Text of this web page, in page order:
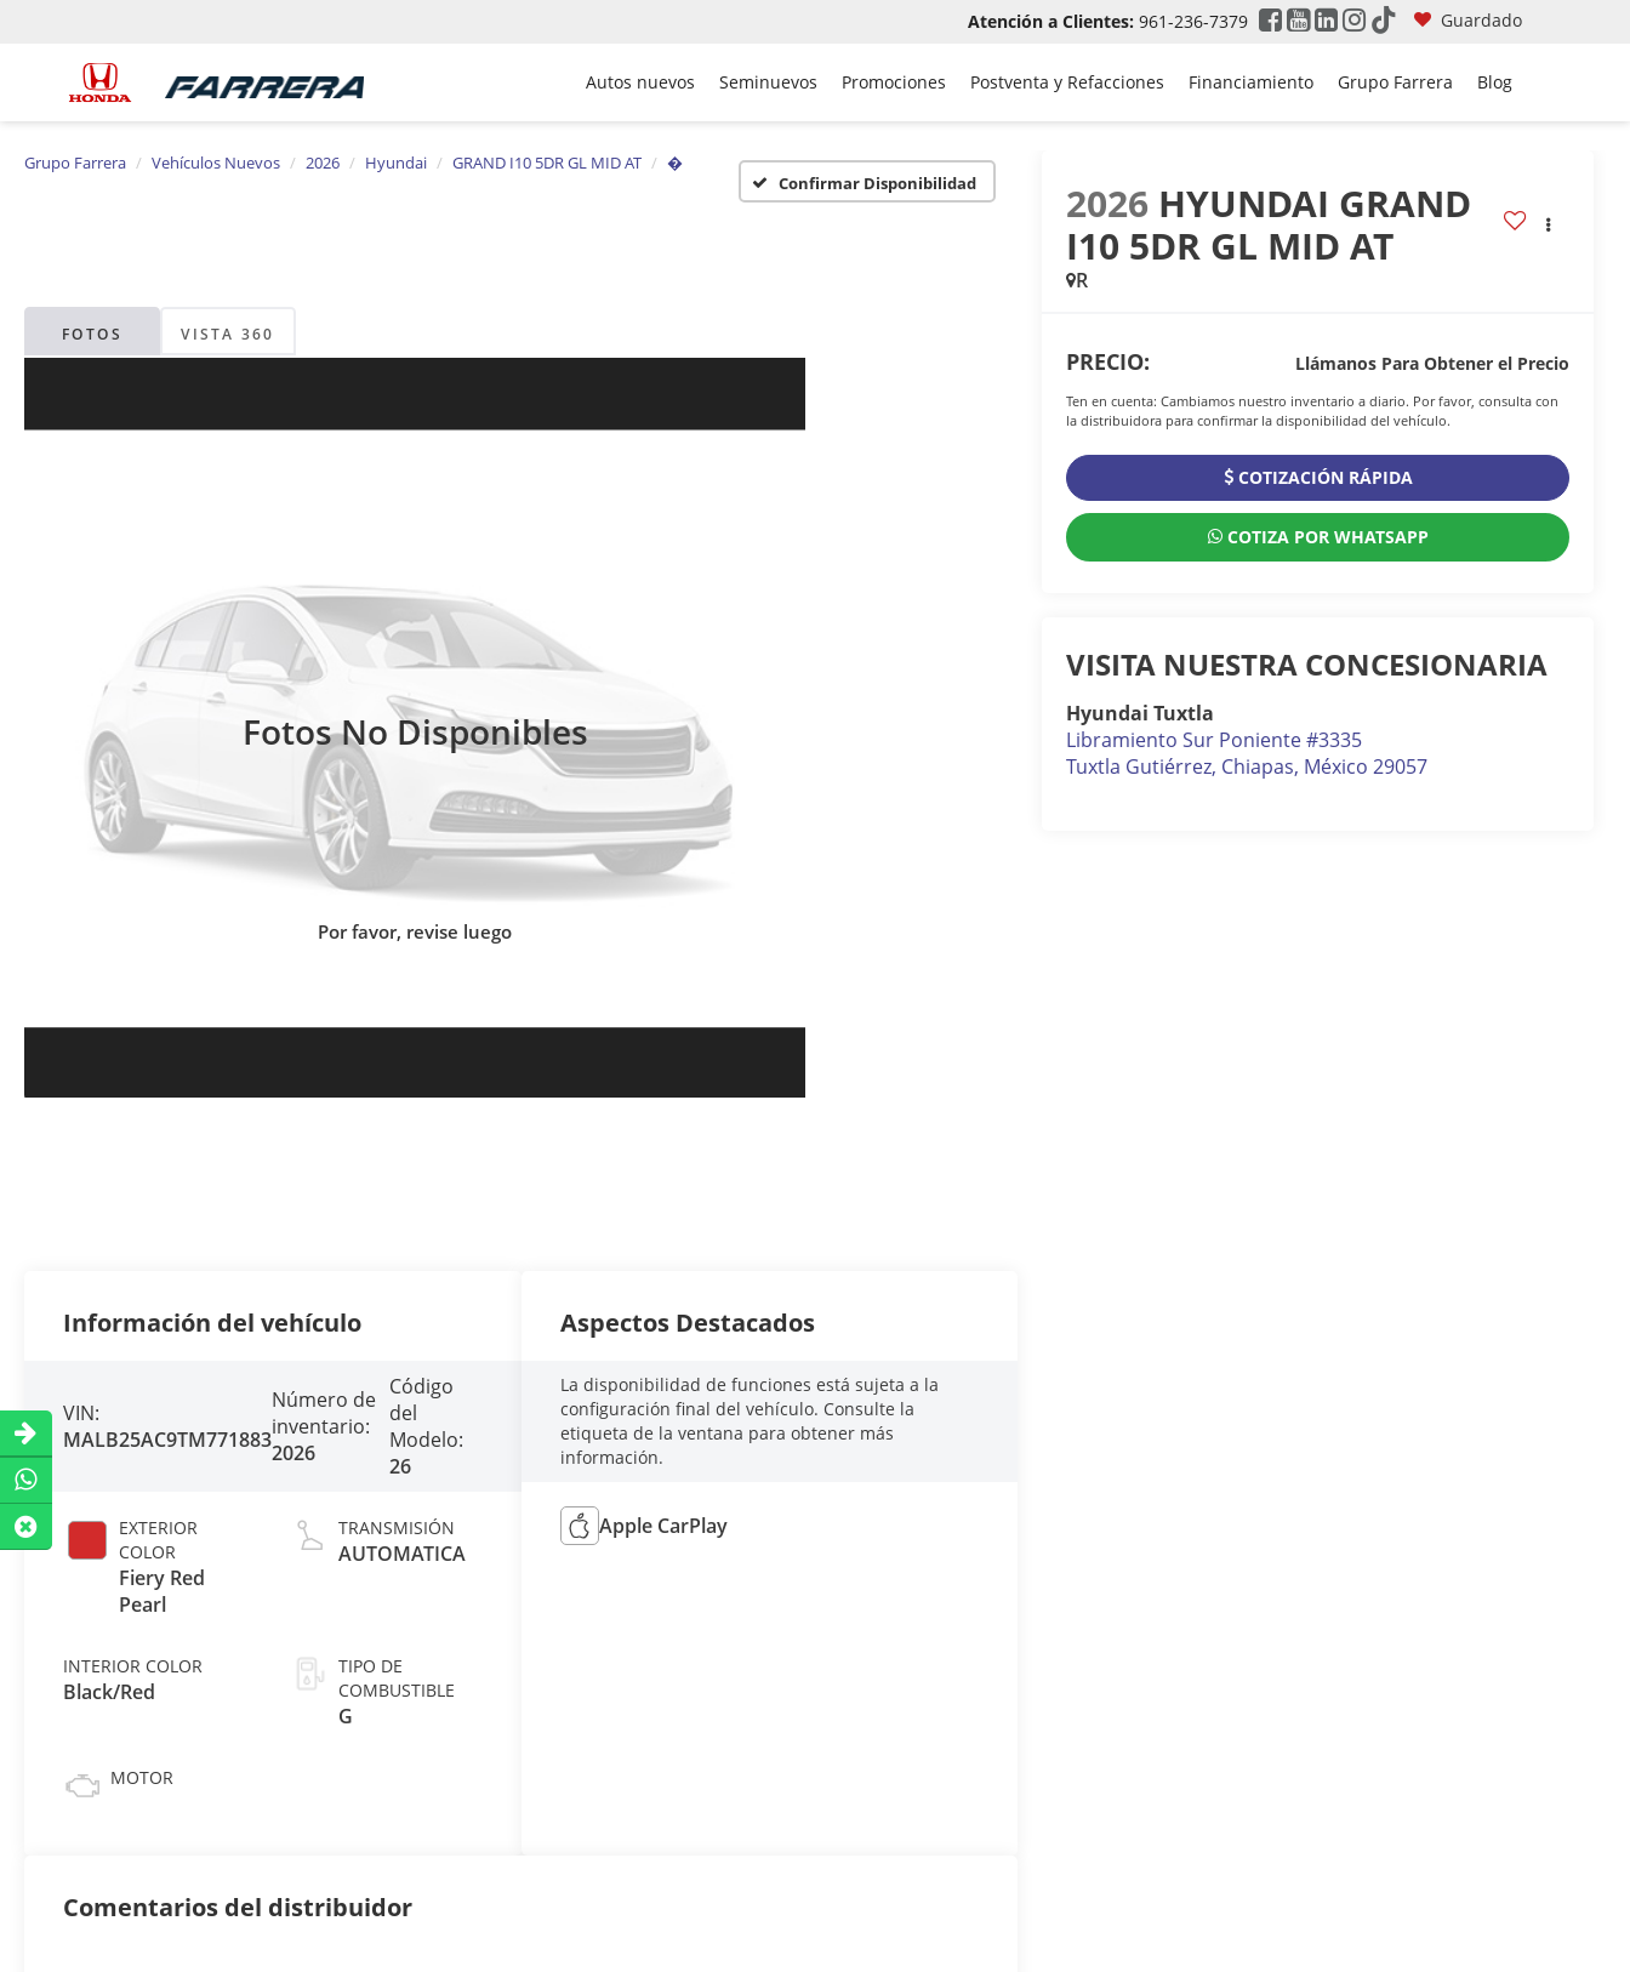
Atención a Clientes: 961-236-7379 Guardado
Autos nuevos Seminuevos Promociones Postventa y Refacciones Financiamiento Grupo Farrera Blog
Grupo Farrera Vehículos Nuevos 2026 Hyundai GRAND I10 5DR GL MID AT
�
Confirmar Disponibilidad
FOTOS VISTA 360
Fotos No Disponibles
Por favor, revise luego
2026 HYUNDAI GRAND
I10 5DR GL MID AT
R
PRECIO: Llámanos Para Obtener el Precio
Ten en cuenta: Cambiamos nuestro inventario a diario. Por favor, consulta con
la distribuidora para confirmar la disponibilidad del vehículo.
COTIZACIÓN RÁPIDA
COTIZA POR WHATSAPP
VISITA NUESTRA CONCESIONARIA
Hyundai Tuxtla
Libramiento Sur Poniente #3335
Tuxtla Gutiérrez, Chiapas, México 29057
Información del vehículo
VIN:
MALB25AC9TM771883
Número de
inventario:
2026
Código
del
Modelo:
26
EXTERIOR
COLOR
Fiery Red
Pearl
INTERIOR COLOR
Black/Red
MOTOR
TRANSMISIÓN
AUTOMATICA
TIPO DE
COMBUSTIBLE
G
Aspectos Destacados
La disponibilidad de funciones está sujeta a la
configuración final del vehículo. Consulte la
etiqueta de la ventana para obtener más
información.
Apple CarPlay
Comentarios del distribuidor